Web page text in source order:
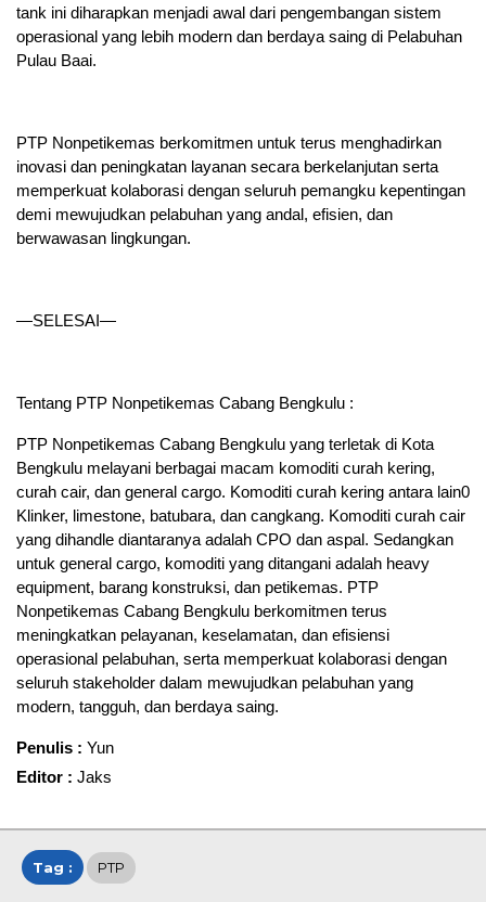
tank ini diharapkan menjadi awal dari pengembangan sistem
operasional yang lebih modern dan berdaya saing di Pelabuhan
Pulau Baai.
PTP Nonpetikemas berkomitmen untuk terus menghadirkan
inovasi dan peningkatan layanan secara berkelanjutan serta
memperkuat kolaborasi dengan seluruh pemangku kepentingan
demi mewujudkan pelabuhan yang andal, efisien, dan
berwawasan lingkungan.
—SELESAI—
Tentang PTP Nonpetikemas Cabang Bengkulu :
PTP Nonpetikemas Cabang Bengkulu yang terletak di Kota
Bengkulu melayani berbagai macam komoditi curah kering,
curah cair, dan general cargo. Komoditi curah kering antara lain0
Klinker, limestone, batubara, dan cangkang. Komoditi curah cair
yang dihandle diantaranya adalah CPO dan aspal. Sedangkan
untuk general cargo, komoditi yang ditangani adalah heavy
equipment, barang konstruksi, dan petikemas. PTP
Nonpetikemas Cabang Bengkulu berkomitmen terus
meningkatkan pelayanan, keselamatan, dan efisiensi
operasional pelabuhan, serta memperkuat kolaborasi dengan
seluruh stakeholder dalam mewujudkan pelabuhan yang
modern, tangguh, dan berdaya saing.
Penulis : Yun
Editor : Jaks
Tag : PTP